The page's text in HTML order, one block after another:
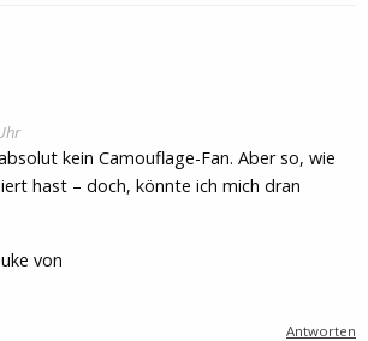
kein Camouflage-Fan. Aber so, wie
hast – doch, könnte ich mich dran
von
Antworten